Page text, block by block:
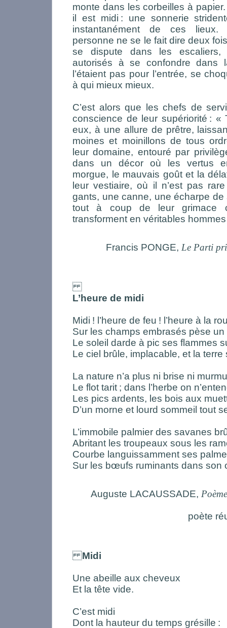
monte dans les corbeilles à
il est midi : une sonnerie
instantanément de ces lieux.
personne ne se le fait dire deux
se dispute dans les
autorisés à se confondre dans
l’étaient pas pour l’entrée, se
à qui mieux mieux.
C’est alors que les chefs de
conscience de leur supériorité : «
eux, à une allure de prêtre,
moines et moinillons de tous
leur domaine, entouré par
dans un décor où les vertus
morgue, le mauvais goût et la
leur vestiaire, où il n’est pas
gants, une canne, une écharpe
tout à coup de leur grimace
transforment en véritables
Francis PONGE, Le Parti
L’heure de midi
Midi ! l’heure de feu ! l’heure à la
Sur les champs embrasés pèse un
Le soleil darde à pic ses flammes
Le ciel brûle, implacable, et la terre
La nature n’a plus ni brise ni
Le flot tarit ; dans l’herbe on
Les pics ardents, les bois aux
D’un morne et lourd sommeil tout
L’immobile palmier des savanes
Abritant les troupeaux sous les
Courbe languissamment ses
Sur les bœufs ruminants dans son
Auguste LACAUSSADE,
poète
Midi
Une abeille aux cheveux
Et la tête vide.
C’est midi
Dont la hauteur du temps grésille :